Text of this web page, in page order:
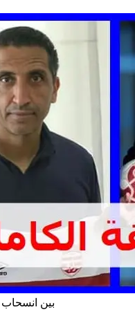
بين انسحاب